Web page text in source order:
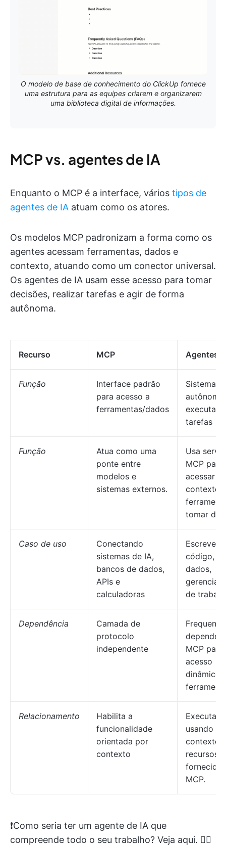
O modelo de base de conhecimento do ClickUp fornece
uma estrutura para as equipes criarem e organizarem
uma biblioteca digital de informações.
MCP vs. agentes de IA
Enquanto o MCP é a interface, vários tipos de
agentes de IA atuam como os atores.
Os modelos MCP padronizam a forma como os
agentes acessam ferramentas, dados e
contexto, atuando como um conector universal.
Os agentes de IA usam esse acesso para tomar
decisões, realizar tarefas e agir de forma
autônoma.
Recurso MCP Agentes
Função
Interface padrão
para acesso a
ferramentas/dados
Sistemas
executam
tarefas
Função
Atua como uma
ponte entre
modelos e
sistemas externos.
Usa
MCP para
acessar o
contexto,
tomar
Caso de uso
Conectando
sistemas de IA,
bancos de dados,
APIs e
calculadoras
Escrever
código,
dados,
gerenciar
de
Dependência
Camada de
protocolo
independente
depende
MCP para
acesso
dinâmico
Relacionamento
Habilita a
funcionalidade
orientada por
contexto
Executa
usando o
contexto
recursos
MCP.
❗️Como seria ter um agente de IA que
compreende todo o seu trabalho? Veja aqui. 👇🏼